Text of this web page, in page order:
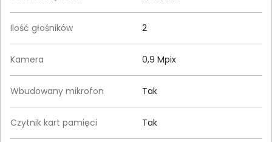
Ilość głośników 2
Kamera 0,9 Mpix
Wbudowany mikrofon Tak
Czytnik kart pamięci Tak